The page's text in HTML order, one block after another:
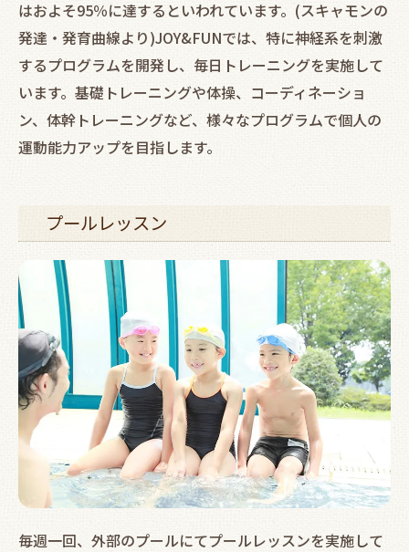
はおよそ95％に達するといわれています。(スキャモンの
発達・発育曲線より)JOY&FUNでは、特に神経系を刺激
するプログラムを開発し、毎日トレーニングを実施して
います。基礎トレーニングや体操、コーディネーショ
ン、体幹トレーニングなど、様々なプログラムで個人の
運動能力アップを目指します。
プールレッスン
毎週一回、外部のプールにてプールレッスンを実施して